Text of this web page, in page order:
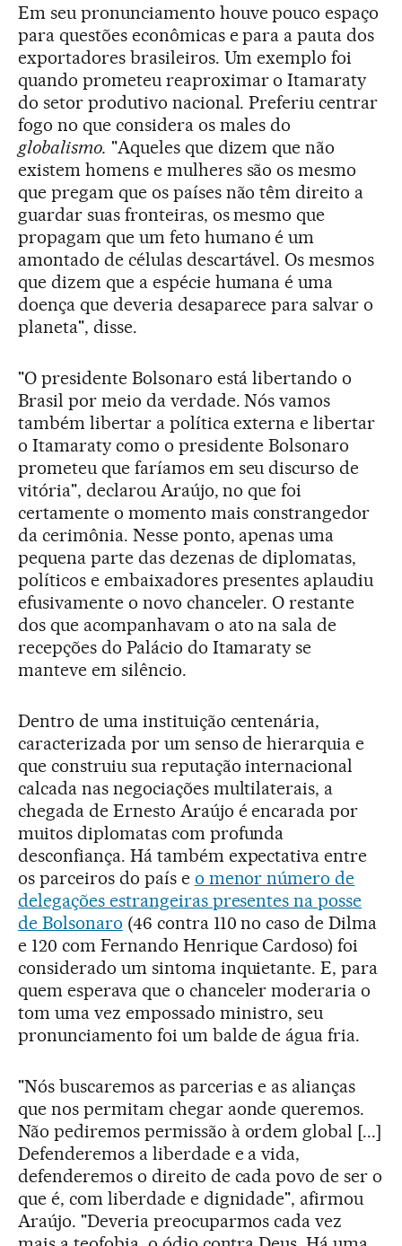
Em seu pronunciamento houve pouco espaço
para questões econômicas e para a pauta dos
exportadores brasileiros. Um exemplo foi
quando prometeu reaproximar o Itamaraty
do setor produtivo nacional. Preferiu centrar
fogo no que considera os males do
globalismo. "Aqueles que dizem que não
existem homens e mulheres são os mesmo
que pregam que os países não têm direito a
guardar suas fronteiras, os mesmo que
propagam que um feto humano é um
amontado de células descartável. Os mesmos
que dizem que a espécie humana é uma
doença que deveria desaparece para salvar o
planeta", disse.
"O presidente Bolsonaro está libertando o
Brasil por meio da verdade. Nós vamos
também libertar a política externa e libertar
o Itamaraty como o presidente Bolsonaro
prometeu que faríamos em seu discurso de
vitória", declarou Araújo, no que foi
certamente o momento mais constrangedor
da cerimônia. Nesse ponto, apenas uma
pequena parte das dezenas de diplomatas,
políticos e embaixadores presentes aplaudiu
efusivamente o novo chanceler. O restante
dos que acompanhavam o ato na sala de
recepções do Palácio do Itamaraty se
manteve em silêncio.
Dentro de uma instituição centenária,
caracterizada por um senso de hierarquia e
que construiu sua reputação internacional
calcada nas negociações multilaterais, a
chegada de Ernesto Araújo é encarada por
muitos diplomatas com profunda
desconfiança. Há também expectativa entre
os parceiros do país e o menor número de
delegações estrangeiras presentes na posse
de Bolsonaro (46 contra 110 no caso de Dilma
e 120 com Fernando Henrique Cardoso) foi
considerado um sintoma inquietante. E, para
quem esperava que o chanceler moderaria o
tom uma vez empossado ministro, seu
pronunciamento foi um balde de água fria.
"Nós buscaremos as parcerias e as alianças
que nos permitam chegar aonde queremos.
Não pediremos permissão à ordem global [...]
Defenderemos a liberdade e a vida,
defenderemos o direito de cada povo de ser o
que é, com liberdade e dignidade", afirmou
Araújo. "Deveria preocuparmos cada vez